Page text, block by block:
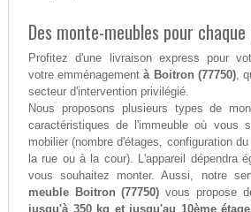
Des monte-meubles pour chaque
Profitez d'une livraison express pour
votre emménagementà Boitron (77750),
secteur d'intervention privilégié.
Nous proposons plusieurs types de
caractéristiques de l'immeuble où vous
mobilier (nombre d'étages, configuration
la rue ou à la cour). L'appareil dépendra
vous souhaitez monter. Aussi, notre
meuble Boitron (77750) vous propose
jusqu'à 350 kg et jusqu'au 10ème